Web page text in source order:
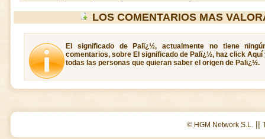
LOS COMENTARIOS MAS
El significado de Palï¿½, actualmente no tiene
comentarios, sobre El significado de Palï¿½, haz click
todas las personas que quieran saber el origen de Palï¿½.
© HGM Network S.L. ||